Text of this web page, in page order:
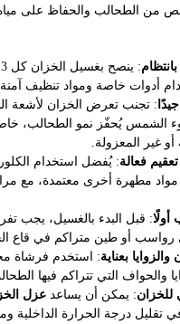
من الطحالب والحفاظ على
أدوات خاصة ومواد تنظيف آمنة.
: تجنب تعرض الخزان لأشعة
الشمس يُحفّز نمو الطحالب،
أو غير المعزولة.
فعالة: يُفضل استخدام
مواد مطهرة أخرى معتمدة، مع
أولًا: قبل البدء بالغسيل، يجب
رواسب أو طين متراكم في قاع
بعناية: استخدم فرشاة
والحواف التي تتراكم فيها
للخزان: يمكن أن يساعدعزل
تقليل درجة الحرارة الداخلية